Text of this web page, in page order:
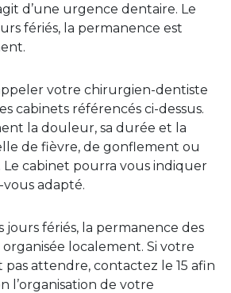
d’une urgence dentaire. Le
fériés, la permanence est
votre chirurgien-dentiste
cabinets référencés ci-dessus.
la douleur, sa durée et la
de fièvre, de gonflement ou
Le cabinet pourra vous indiquer
adapté.
jours fériés, la permanence des
organisée localement. Si votre
attendre, contactez le 15 afin
l’organisation de votre